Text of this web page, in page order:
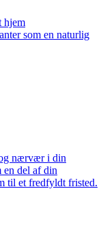
hjem
som en naturlig
nærvær i din
en del af din
til et fredfyldt fristed.